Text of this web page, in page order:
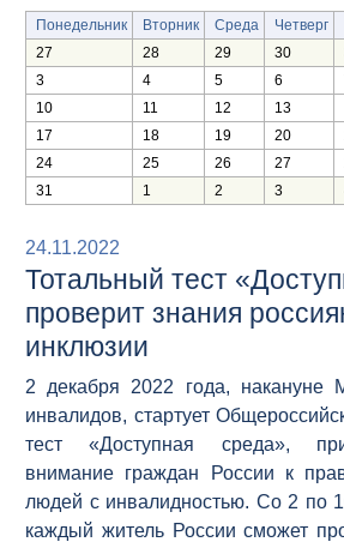
Понедельник Вторник Среда Четверг
27
28 29 30
3
4 5 6
10
11 12 13
17
18 19 20
24
25 26 27
31
1 2 3
24.11.2022
Тотальный тест
проверит знания
инклюзии
2 декабря 2022 года, накануне
инвалидов, стартует
тест «Доступная среда»,
внимание граждан России к
людей с инвалидностью. Со 2 по
каждый житель России сможет